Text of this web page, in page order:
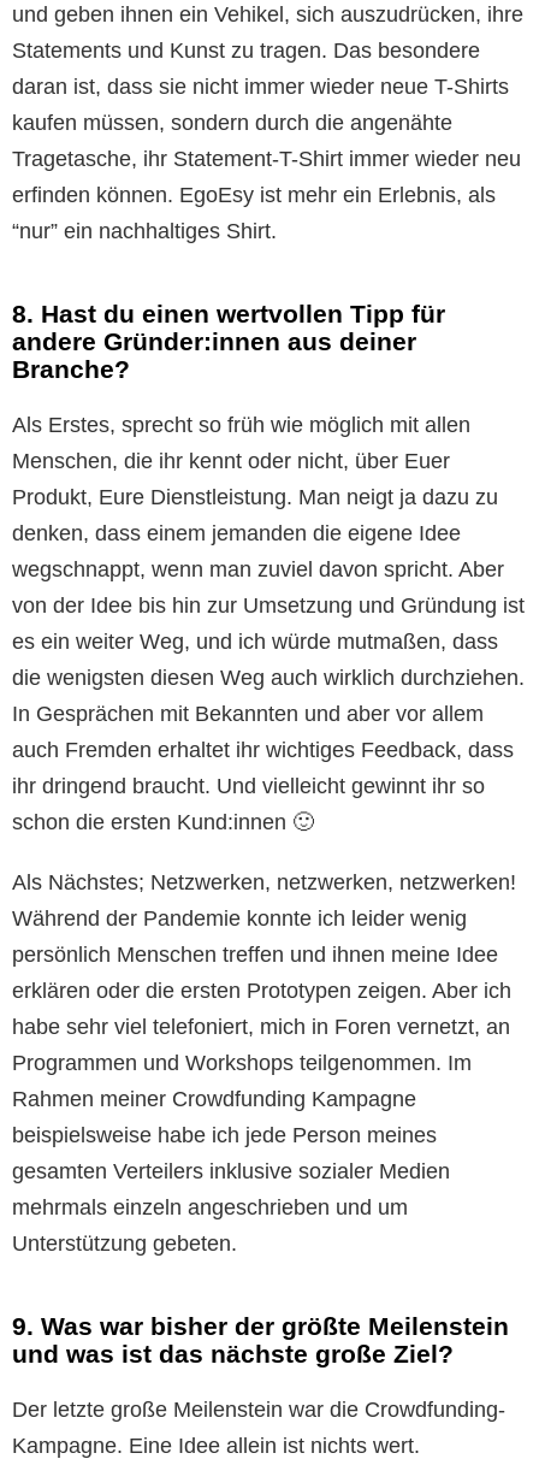
und geben ihnen ein Vehikel, sich auszudrücken, ihre
Statements und Kunst zu tragen. Das besondere
daran ist, dass sie nicht immer wieder neue T-Shirts
kaufen müssen, sondern durch die angenähte
Tragetasche, ihr Statement-T-Shirt immer wieder neu
erfinden können. EgoEsy ist mehr ein Erlebnis, als
“nur” ein nachhaltiges Shirt.
8. Hast du einen wertvollen Tipp für
andere Gründer:innen aus deiner
Branche?
Als Erstes, sprecht so früh wie möglich mit allen
Menschen, die ihr kennt oder nicht, über Euer
Produkt, Eure Dienstleistung. Man neigt ja dazu zu
denken, dass einem jemanden die eigene Idee
wegschnappt, wenn man zuviel davon spricht. Aber
von der Idee bis hin zur Umsetzung und Gründung ist
es ein weiter Weg, und ich würde mutmaßen, dass
die wenigsten diesen Weg auch wirklich durchziehen.
In Gesprächen mit Bekannten und aber vor allem
auch Fremden erhaltet ihr wichtiges Feedback, dass
ihr dringend braucht. Und vielleicht gewinnt ihr so
schon die ersten Kund:innen 🙂
Als Nächstes; Netzwerken, netzwerken, netzwerken!
Während der Pandemie konnte ich leider wenig
persönlich Menschen treffen und ihnen meine Idee
erklären oder die ersten Prototypen zeigen. Aber ich
habe sehr viel telefoniert, mich in Foren vernetzt, an
Programmen und Workshops teilgenommen. Im
Rahmen meiner Crowdfunding Kampagne
beispielsweise habe ich jede Person meines
gesamten Verteilers inklusive sozialer Medien
mehrmals einzeln angeschrieben und um
Unterstützung gebeten.
9. Was war bisher der größte Meilenstein
und was ist das nächste große Ziel?
Der letzte große Meilenstein war die Crowdfunding-
Kampagne. Eine Idee allein ist nichts wert.